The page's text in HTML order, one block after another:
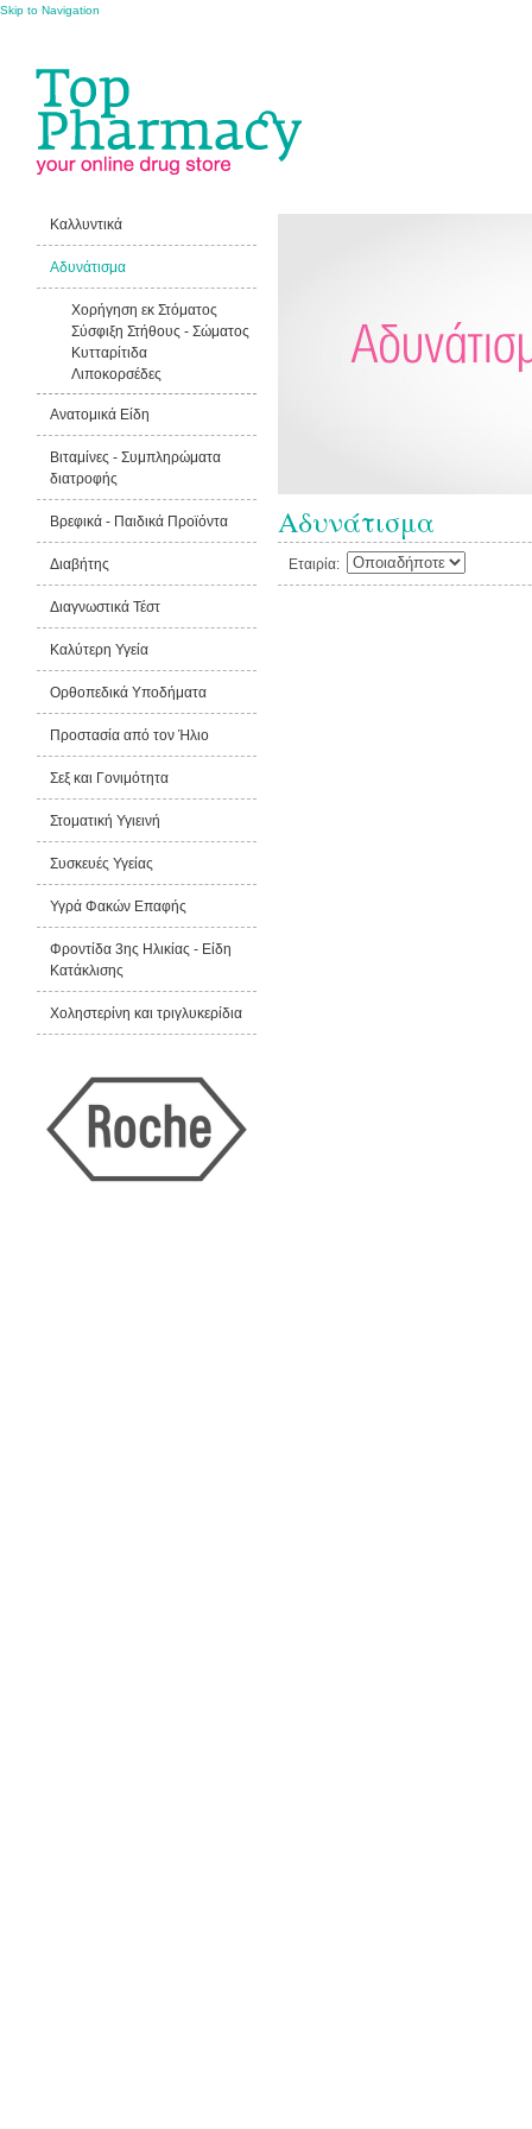
Skip to Navigation
Αδυνάτισμα
Εταιρία:
Καλλυντικά
Αδυνάτισμα
Χορήγηση εκ Στόματος
Σύσφιξη Στήθους - Σώματος
Κυτταρίτιδα
Λιποκορσέδες
Ανατομικά Είδη
Βιταμίνες - Συμπληρώματα
διατροφής
Βρεφικά - Παιδικά Προϊόντα
Διαβήτης
Διαγνωστικά Τέστ
Καλύτερη Υγεία
Ορθοπεδικά Υποδήματα
Προστασία από τον Ήλιο
Σεξ και Γονιμότητα
Στοματική Υγιεινή
Συσκευές Υγείας
Υγρά Φακών Επαφής
Φροντίδα 3ης Ηλικίας - Είδη
Κατάκλισης
Χοληστερίνη και τριγλυκερίδια